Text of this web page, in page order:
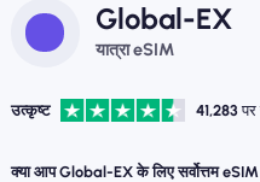
Global-EX
यात्रा eSIM
उत्कृष्ट 41,283 पर
क्या आप Global-EX के लिए सर्वोत्तम